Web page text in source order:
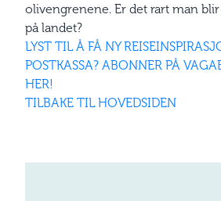
olivengrenene. Er det rart man
på landet?
LYST TIL Å FÅ NY
POSTKASSA? ABONNER PÅ
HER!
TILBAKE TIL HOVEDSIDEN